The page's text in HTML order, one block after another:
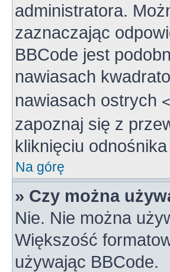
administratora.
zaznaczając
BBCode jest
nawiasach
nawiasach ostrych
zapoznaj się z
kliknięciu odnośnika
Na górę
» Czy można
Nie. Nie można
Większość
używając BBCode.